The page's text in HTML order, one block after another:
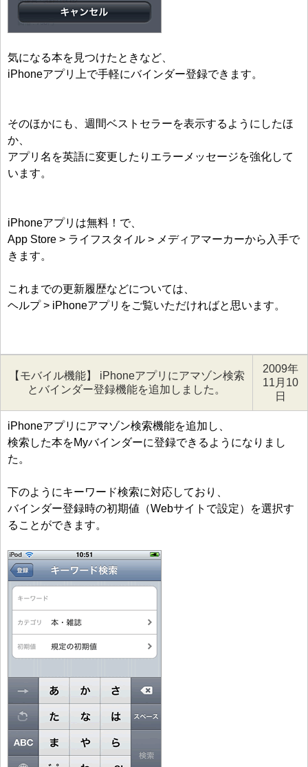
気になる本を見つけたときなど、
iPhoneアプリ上で手軽にバインダー登録できます。
そのほかにも、週間ベストセラーを表示するようにしたほ
か、
アプリ名を英語に変更したりエラーメッセージを強化して
います。
iPhoneアプリは無料！で、
App Store > ライフスタイル > メディアマーカーから入手で
きます。
これまでの更新履歴などについては、
ヘルプ > iPhoneアプリをご覧いただければと思います。
【モバイル機能】 iPhoneアプリにアマゾン検索
とバインダー登録機能を追加しました。
2009年
11月10
日
iPhoneアプリにアマゾン検索機能を追加し、
検索した本をMyバインダーに登録できるようになりまし
た。
下のようにキーワード検索に対応しており、
バインダー登録時の初期値（Webサイトで設定）を選択す
ることができます。